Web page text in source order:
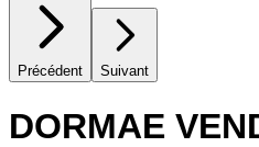
Précédent Suivant
DORMAE